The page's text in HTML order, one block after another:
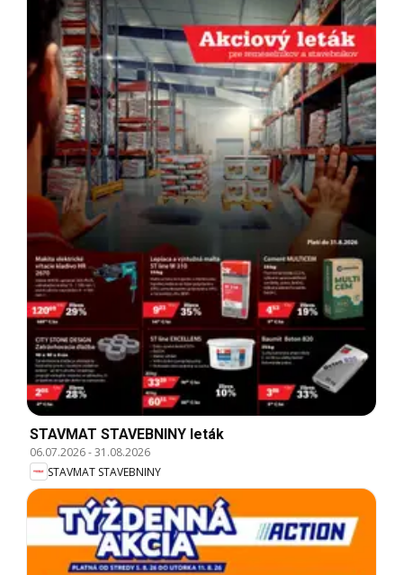
STAVMAT STAVEBNINY leták
06.07.2026-31.08.2026
STAVMAT STAVEBNINY